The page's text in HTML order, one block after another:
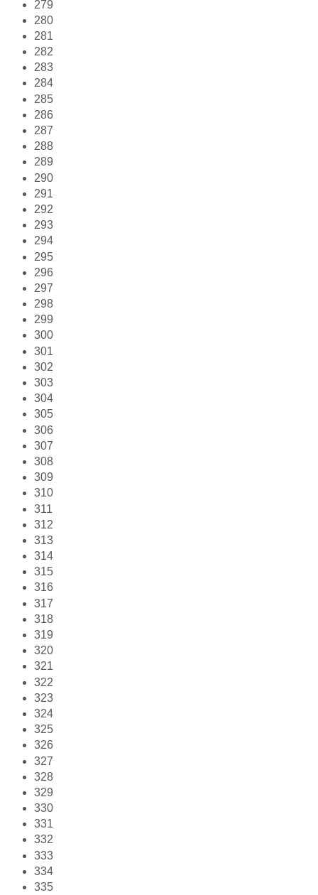
279
280
281
282
283
284
285
286
287
288
289
290
291
292
293
294
295
296
297
298
299
300
301
302
303
304
305
306
307
308
309
310
311
312
313
314
315
316
317
318
319
320
321
322
323
324
325
326
327
328
329
330
331
332
333
334
335